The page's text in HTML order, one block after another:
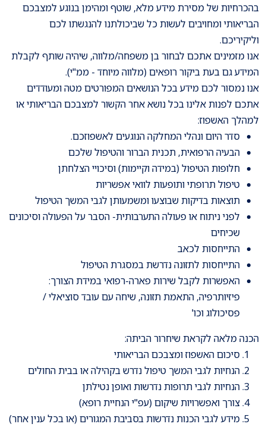
בהכרחיות של מסירת מידע מלא, שוטף ומהימן בנוגע למצבכם
הבריאותי ומחויבים לעשות כל שביכולתנו להנגשתו לכם
וליקיריכם.
אנו מזמינים אתכם לבחור בן משפחה/מלווה, שיהיה שותף לקבלת
המידע גם בעת ביקור רופאים (מלווה מיוחד - ממ"י).
אנו נמסור לכם מידע בכל הנושאים המפורטים מטה ומעודדים
אתכם לפנות אלינו בכל נושא אחר הקשור למצבכם הבריאותי או
למהלך האשפוז:
סדר היום ונהלי המחלקה הנוגעים לאשפוזכם.
הבעיה הרפואית, תכנית הברור והטיפול שלכם
חלופות הטיפול (במידה וקיימות) וסיכויי הצלחתן
טיפול תרופתי ותופעות לוואי אפשריות
תוצאות בדיקות שבוצעו ומשמעותן לגבי המשך הטיפול
לפני ניתוח או פעולה התערבותית- הסבר על הפעולה וסיכונים
שכיחים
התייחסות לכאב
התייחסות לתזונה נדרשת במסגרת הטיפול
האפשרות לקבל שירות פארה-רפואי במידת הצורך:
פיזיותרפיה, התאמת תזונה, שיחה עם עובד סוציאלי /
פסיכולוג וכו'
הכנה מלאה לקראת שיחרור הביתה:
סיכום האשפוז ומצבכם הבריאותי
הנחיות לגבי המשך טיפול נדרש בקהילה או בבית החולים
הנחיות לגבי תרופות נדרשות ואופן נטילתן
צורך ואפשרויות שיקום (עפ"י הנחיית רופא)
מידע לגבי הכנות נדרשות בסביבת המגורים (או בכל ענין אחר)